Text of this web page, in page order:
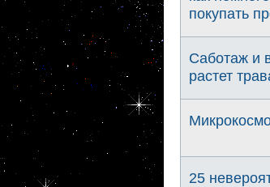
покупать
Саботаж и
растет
25